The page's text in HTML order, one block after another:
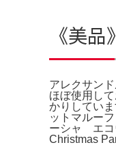
《美
アレクサン
ほぼ使用し
かりしてい
ットマルー
ーシャ エコ
Christmas